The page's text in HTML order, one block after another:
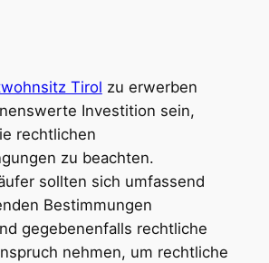
Tirol zu erwerben
Investition sein,
rechtlichen
zu beachten.
sollten sich umfassend
Bestimmungen
gegebenenfalls rechtliche
nehmen, um rechtliche